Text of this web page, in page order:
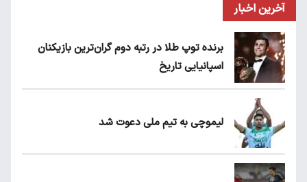
آخرین اخبار
برنده توپ طلا در رتبه دوم گران‌ترین بازیکنان
اسپانیایی تاریخ
لیموچی به تیم ملی دعوت شد